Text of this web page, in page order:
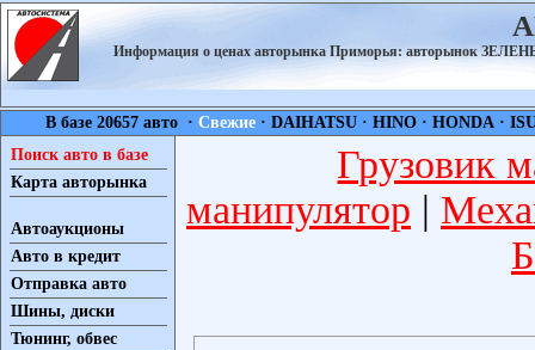
Информация о ценах авторынка Приморья: авторынок
В базе 20657 авто ·Свежие ·DAIHATSU ·HINO ·HONDA ·
Поиск авто в базе
Карта авторынка
Автоаукционы
Авто в кредит
Отправка авто
Шины, диски
Тюнинг, обвес
Грузовик
манипулятор |